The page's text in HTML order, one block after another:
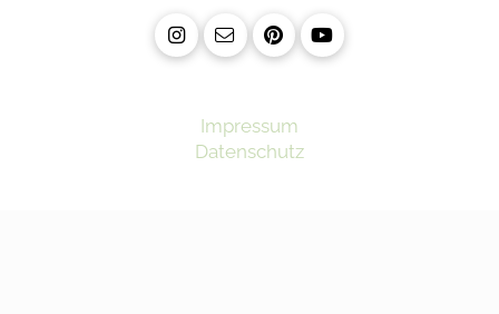
Impressum
Datenschutz